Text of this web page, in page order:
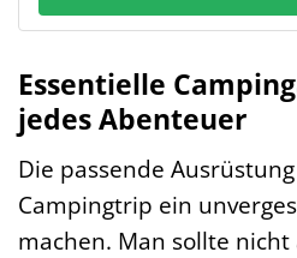
Essentielle
jedes Abenteuer
Die passende
Campingtrip ein
machen. Man sollte